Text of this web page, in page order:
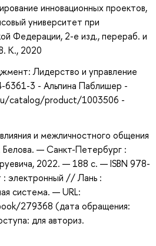
инновационных проектов,
университет при
Федерации, 2-е изд., перераб. и
К., 2020
Лидерство и управление
3 - Альпина Паблишер -
catalog/product/1003506 -
и межличностного общения
— Санкт-Петербург :
2022. — 188 с. — ISBN 978-
электронный // Лань :
система. — URL:
279368 (дата обращения:
для авториз.